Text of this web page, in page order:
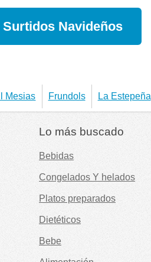
Surtidos Navideños
Mesias Frundols La Estepeña
Lo más buscado
Bebidas
Congelados Y helados
Platos preparados
Dietéticos
Bebe